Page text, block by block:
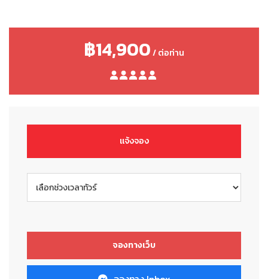
฿14,900/ ต่อท่าน
แจ้งจอง